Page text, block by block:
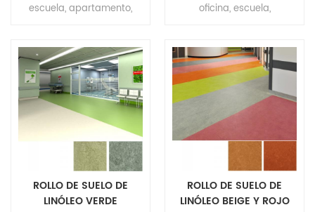
escuela, apartamento,
Cuadrado Tamaño: 4m *
25m/ 35m turba: 4m*5m
MOQ: 200m²
oficina, escuela,
marca: relle dimensión:
2.0mm(t)*2m(w)*32m(l)
espalda: tejido de yute
superficie: revestimiento
PUR moq: 200m²
resistencia a la abrasión:
ROLLO DE SUELO DE
LINÓLEO VERDE
ROLLO DE SUELO DE
LINÓLEO BEIGE Y ROJO